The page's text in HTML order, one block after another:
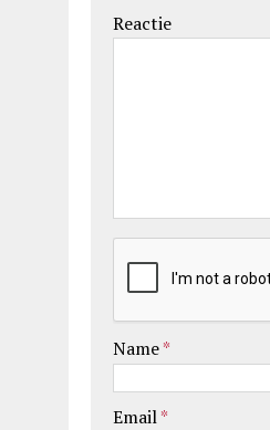
Reactie
Name*
Email*